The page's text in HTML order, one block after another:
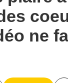
ne